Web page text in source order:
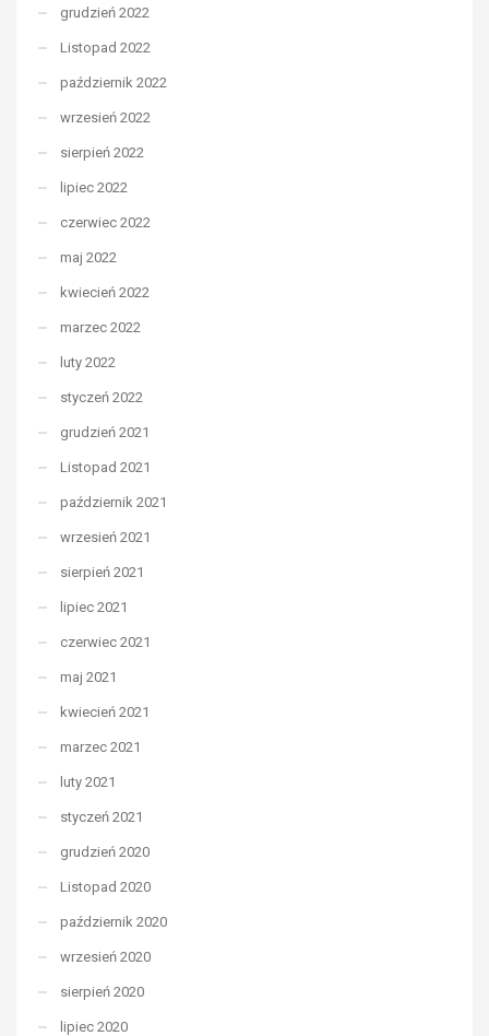
grudzień 2022
Listopad 2022
październik 2022
wrzesień 2022
sierpień 2022
lipiec 2022
czerwiec 2022
maj 2022
kwiecień 2022
marzec 2022
luty 2022
styczeń 2022
grudzień 2021
Listopad 2021
październik 2021
wrzesień 2021
sierpień 2021
lipiec 2021
czerwiec 2021
maj 2021
kwiecień 2021
marzec 2021
luty 2021
styczeń 2021
grudzień 2020
Listopad 2020
październik 2020
wrzesień 2020
sierpień 2020
lipiec 2020